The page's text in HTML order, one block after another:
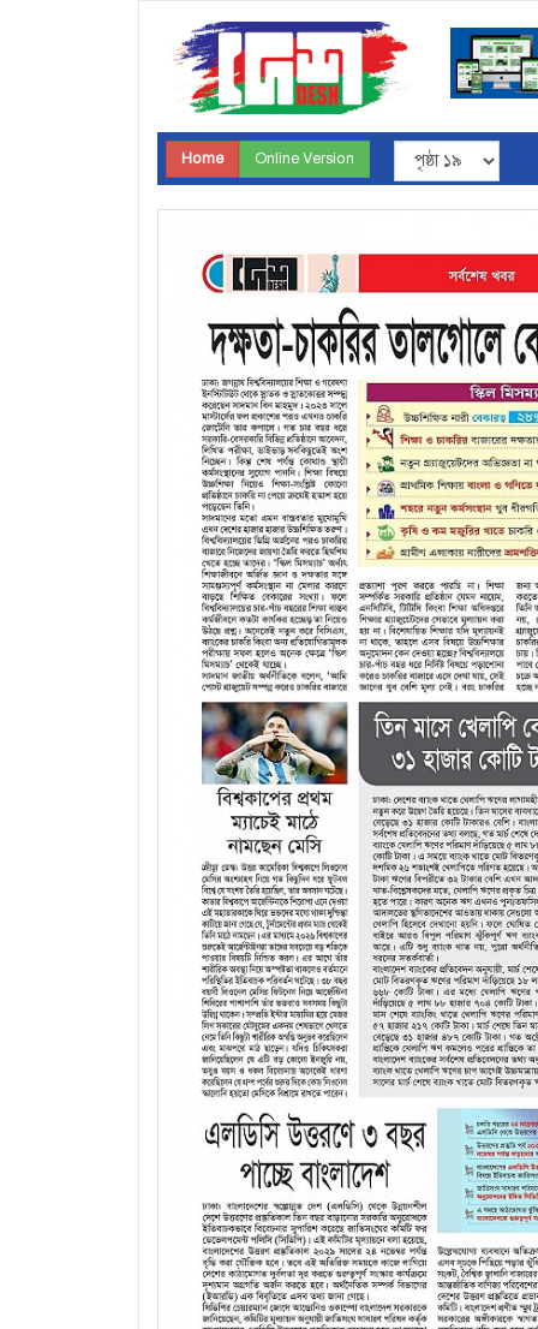
Home Online Version